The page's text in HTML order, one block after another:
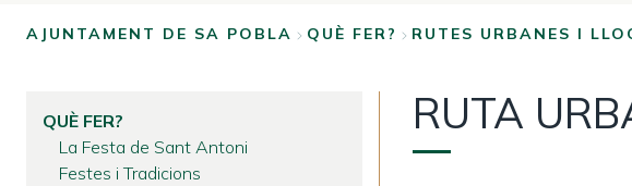
D'ARIADNA
AJUNTAMENT DE SA POBLA QUÈ FER? RUTES URBANES I
QUÈ FER?
La Festa de Sant Antoni
Festes i Tradicions
RUTA